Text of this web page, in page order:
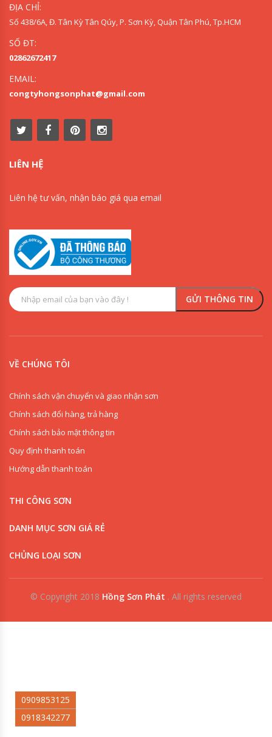
ĐỊA CHỈ:
Số 438/6A, Đ. Tân Kỳ Tân Qúy, P. Sơn Kỳ, Quận Tân Phú, Tp.HCM
SỐ ĐT:
02862672417
EMAIL:
congtyhongsonphat@gmail.com
LIÊN HỆ
Liên hệ tư vấn, nhận báo giá qua email
VỀ CHÚNG TÔI
Chính sách vận chuyển và giao nhận sơn
Chính sách đổi hàng, trả hàng
Chính sách bảo mật thông tin
Quy định thanh toán
Hướng dẫn thanh toán
THI CÔNG SƠN
DANH MỤC SƠN GIÁ RẺ
CHỦNG LOẠI SƠN
© Copyright 2018 Hồng Sơn Phát . All rights reserved
0909853125
0918342277